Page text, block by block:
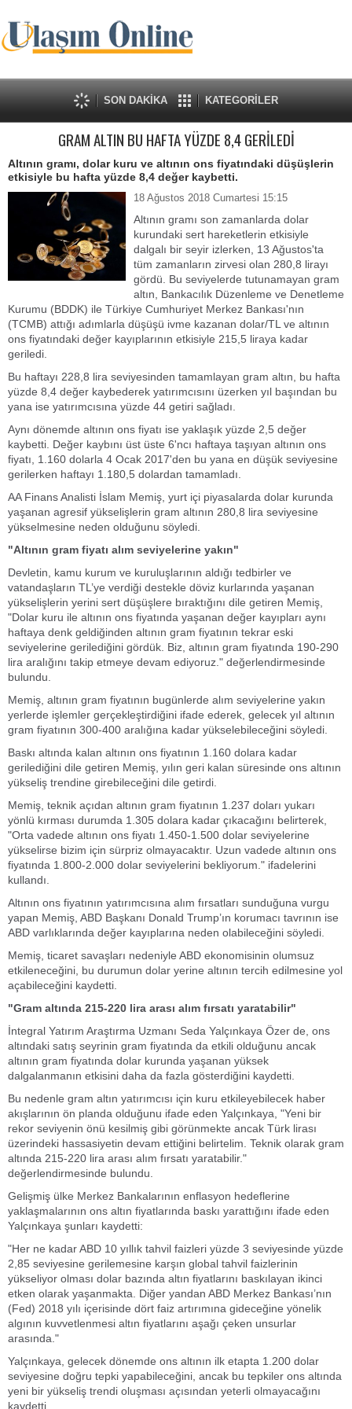
SON DAKİKA KATEGORİLER
GRAM ALTIN BU HAFTA YÜZDE 8,4 GERİLEDİ
Altının gramı, dolar kuru ve altının ons fiyatındaki düşüşlerin
etkisiyle bu hafta yüzde 8,4 değer kaybetti.
18 Ağustos 2018 Cumartesi 15:15
Altının gramı son zamanlarda dolar
kurundaki sert hareketlerin etkisiyle
dalgalı bir seyir izlerken, 13 Ağustos'ta
tüm zamanların zirvesi olan 280,8 lirayı
gördü. Bu seviyelerde tutunamayan gram
altın, Bankacılık Düzenleme ve Denetleme
Kurumu (BDDK) ile Türkiye Cumhuriyet Merkez Bankası'nın
(TCMB) attığı adımlarla düşüşü ivme kazanan dolar/TL ve altının
ons fiyatındaki değer kayıplarının etkisiyle 215,5 liraya kadar
geriledi.
Bu haftayı 228,8 lira seviyesinden tamamlayan gram altın, bu hafta
yüzde 8,4 değer kaybederek yatırımcısını üzerken yıl başından bu
yana ise yatırımcısına yüzde 44 getiri sağladı.
Aynı dönemde altının ons fiyatı ise yaklaşık yüzde 2,5 değer
kaybetti. Değer kaybını üst üste 6'ncı haftaya taşıyan altının ons
fiyatı, 1.160 dolarla 4 Ocak 2017'den bu yana en düşük seviyesine
gerilerken haftayı 1.180,5 dolardan tamamladı.
AA Finans Analisti İslam Memiş, yurt içi piyasalarda dolar kurunda
yaşanan agresif yükselişlerin gram altının 280,8 lira seviyesine
yükselmesine neden olduğunu söyledi.
"Altının gram fiyatı alım seviyelerine yakın"
Devletin, kamu kurum ve kuruluşlarının aldığı tedbirler ve
vatandaşların TL’ye verdiği destekle döviz kurlarında yaşanan
yükselişlerin yerini sert düşüşlere bıraktığını dile getiren Memiş,
"Dolar kuru ile altının ons fiyatında yaşanan değer kayıpları aynı
haftaya denk geldiğinden altının gram fiyatının tekrar eski
seviyelerine gerilediğini gördük. Biz, altının gram fiyatında 190-290
lira aralığını takip etmeye devam ediyoruz." değerlendirmesinde
bulundu.
Memiş, altının gram fiyatının bugünlerde alım seviyelerine yakın
yerlerde işlemler gerçekleştirdiğini ifade ederek, gelecek yıl altının
gram fiyatının 300-400 aralığına kadar yükselebileceğini söyledi.
Baskı altında kalan altının ons fiyatının 1.160 dolara kadar
gerilediğini dile getiren Memiş, yılın geri kalan süresinde ons altının
yükseliş trendine girebileceğini dile getirdi.
Memiş, teknik açıdan altının gram fiyatının 1.237 doları yukarı
yönlü kırması durumda 1.305 dolara kadar çıkacağını belirterek,
"Orta vadede altının ons fiyatı 1.450-1.500 dolar seviyelerine
yükselirse bizim için sürpriz olmayacaktır. Uzun vadede altının ons
fiyatında 1.800-2.000 dolar seviyelerini bekliyorum." ifadelerini
kullandı.
Altının ons fiyatının yatırımcısına alım fırsatları sunduğuna vurgu
yapan Memiş, ABD Başkanı Donald Trump’ın korumacı tavrının ise
ABD varlıklarında değer kayıplarına neden olabileceğini söyledi.
Memiş, ticaret savaşları nedeniyle ABD ekonomisinin olumsuz
etkileneceğini, bu durumun dolar yerine altının tercih edilmesine yol
açabileceğini kaydetti.
"Gram altında 215-220 lira arası alım fırsatı yaratabilir"
İntegral Yatırım Araştırma Uzmanı Seda Yalçınkaya Özer de, ons
altındaki satış seyrinin gram fiyatında da etkili olduğunu ancak
altının gram fiyatında dolar kurunda yaşanan yüksek
dalgalanmanın etkisini daha da fazla gösterdiğini kaydetti.
Bu nedenle gram altın yatırımcısı için kuru etkileyebilecek haber
akışlarının ön planda olduğunu ifade eden Yalçınkaya, "Yeni bir
rekor seviyenin önü kesilmiş gibi görünmekte ancak Türk lirası
üzerindeki hassasiyetin devam ettiğini belirtelim. Teknik olarak gram
altında 215-220 lira arası alım fırsatı yaratabilir."
değerlendirmesinde bulundu.
Gelişmiş ülke Merkez Bankalarının enflasyon hedeflerine
yaklaşmalarının ons altın fiyatlarında baskı yarattığını ifade eden
Yalçınkaya şunları kaydetti:
"Her ne kadar ABD 10 yıllık tahvil faizleri yüzde 3 seviyesinde yüzde
2,85 seviyesine gerilemesine karşın global tahvil faizlerinin
yükseliyor olması dolar bazında altın fiyatlarını baskılayan ikinci
etken olarak yaşanmakta. Diğer yandan ABD Merkez Bankası’nın
(Fed) 2018 yılı içerisinde dört faiz artırımına gideceğine yönelik
algının kuvvetlenmesi altın fiyatlarını aşağı çeken unsurlar
arasında."
Yalçınkaya, gelecek dönemde ons altının ilk etapta 1.200 dolar
seviyesine doğru tepki yapabileceğini, ancak bu tepkiler ons altında
yeni bir yükseliş trendi oluşması açısından yeterli olmayacağını
kaydetti.